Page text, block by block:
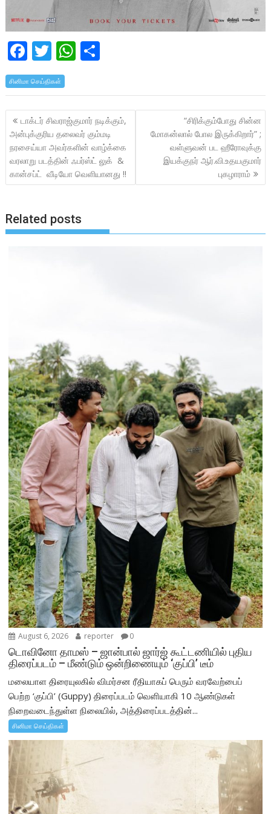
F
ac
e
b
o
o
k
T
w
itt
er
W
at
s
A
p
p
ar
e
சினிமா செய்திகள்
Post
navigation
டாக்டர் சிவராஜ்குமார் நடிக்கும்,
அன்புக்குரிய தலைவர் கும்மடி
நரசைய்யா அவர்களின் வாழ்க்கை
வரலாறு படத்தின் ஃபர்ஸ்ட் லுக் &
கான்சப்ட் வீடியோ வெளியானது !!
“சிரிக்கும்போது சின்ன
மோகன்லால் போல இருக்கிறார்” ;
வள்ளுவன் பட ஹீரோவுக்கு
இயக்குநர் ஆர்.வி.உதயகுமார்
புகழாராம்
Related posts
August 6, 2026 reporter 0
டொவினோ தாமஸ் – ஜான்பால் ஜார்ஜ் கூட்டணியில் புதிய
திரைப்படம் – மீண்டும் ஒன்றிணையும் ‘குப்பி’ டீம்
மலையாள திரையுலகில் விமர்சன ரீதியாகப் பெரும் வரவேற்பைப்
பெற்ற ‘குப்பி’ (Guppy) திரைப்படம் வெளியாகி 10 ஆண்டுகள்
நிறைவடைந்துள்ள நிலையில், அத்திரைப்படத்தின்...
சினிமா செய்திகள்